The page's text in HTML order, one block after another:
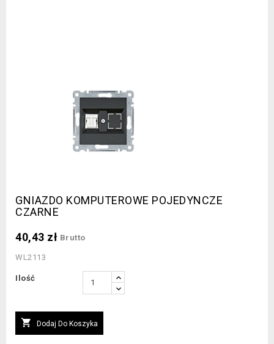
GNIAZDO KOMPUTEROWE POJEDYNCZE
CZARNE
40,43 zł Brutto
WL2113
Ilość
 Dodaj Do Koszyka